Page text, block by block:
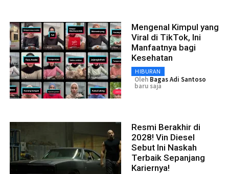
Mengenal Kimpul yang
Viral di TikTok, Ini
Manfaatnya bagi
Kesehatan
HIBURAN
Oleh Bagas Adi Santoso
baru saja
Resmi Berakhir di
2028! Vin Diesel
Sebut Ini Naskah
Terbaik Sepanjang
Kariernya!